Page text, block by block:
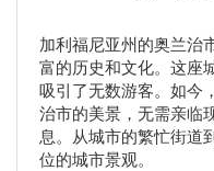
加利福尼亚州的奥兰治
富的历史和文化。这座
吸引了无数游客。如今
治市的美景，无需亲临
息。从城市的繁忙街道
位的城市景观。